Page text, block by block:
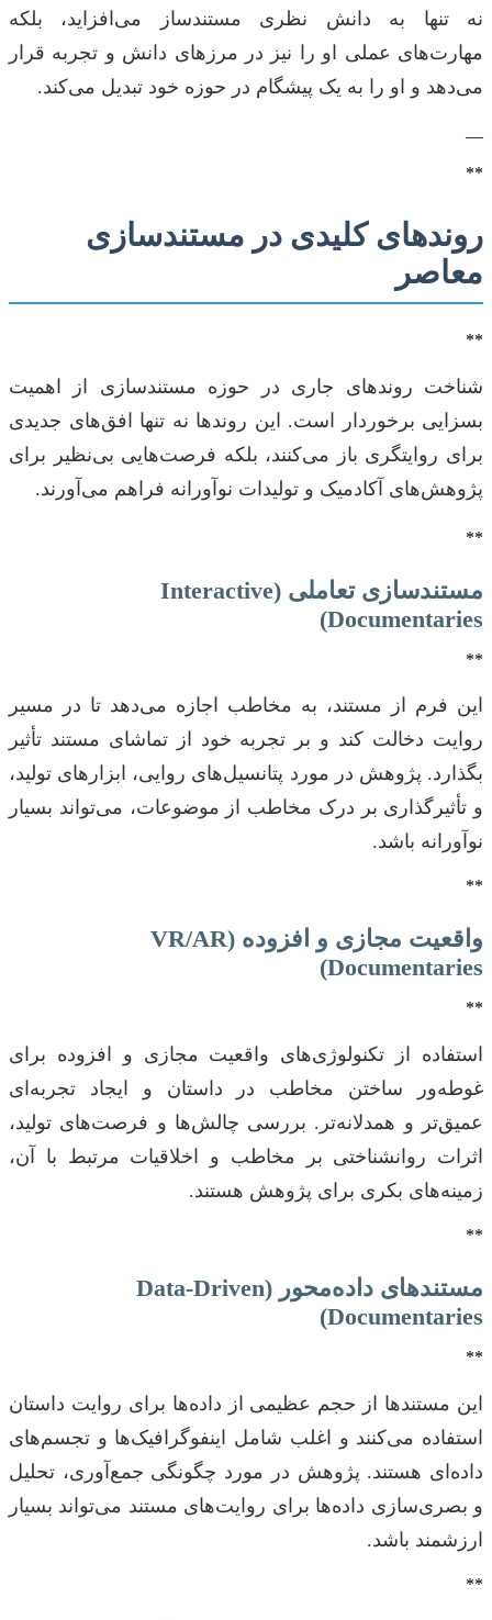
نه تنها به دانش نظری مستندساز می‌افزاید، بلکه
مهارت‌های عملی او را نیز در مرزهای دانش و تجربه قرار
می‌دهد و او را به یک پیشگام در حوزه خود تبدیل می‌کند.
—
**
روندهای کلیدی در مستندسازی
معاصر
**
شناخت روندهای جاری در حوزه مستندسازی از اهمیت
بسزایی برخوردار است. این روندها نه تنها افق‌های جدیدی
برای روایتگری باز می‌کنند، بلکه فرصت‌هایی بی‌نظیر برای
پژوهش‌های آکادمیک و تولیدات نوآورانه فراهم می‌آورند.
**
مستندسازی تعاملی (Interactive
Documentaries)
**
این فرم از مستند، به مخاطب اجازه می‌دهد تا در مسیر
روایت دخالت کند و بر تجربه خود از تماشای مستند تأثیر
بگذارد. پژوهش در مورد پتانسیل‌های روایی، ابزارهای تولید،
و تأثیرگذاری بر درک مخاطب از موضوعات، می‌تواند بسیار
نوآورانه باشد.
**
واقعیت مجازی و افزوده (VR/AR
Documentaries)
**
استفاده از تکنولوژی‌های واقعیت مجازی و افزوده برای
غوطه‌ور ساختن مخاطب در داستان و ایجاد تجربه‌ای
عمیق‌تر و همدلانه‌تر. بررسی چالش‌ها و فرصت‌های تولید،
اثرات روانشناختی بر مخاطب و اخلاقیات مرتبط با آن،
زمینه‌های بکری برای پژوهش هستند.
**
مستندهای داده‌محور (Data-Driven
Documentaries)
**
این مستندها از حجم عظیمی از داده‌ها برای روایت داستان
استفاده می‌کنند و اغلب شامل اینفوگرافیک‌ها و تجسم‌های
داده‌ای هستند. پژوهش در مورد چگونگی جمع‌آوری، تحلیل
و بصری‌سازی داده‌ها برای روایت‌های مستند می‌تواند بسیار
ارزشمند باشد.
**